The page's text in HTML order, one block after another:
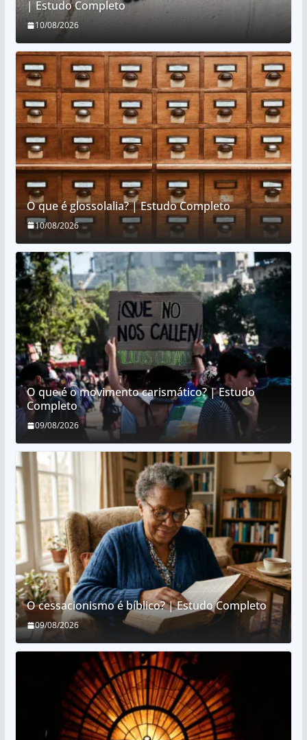
| Estudo Completo
10/08/2026
O que é glossolalia? | Estudo Completo
10/08/2026
O que é o movimento carismático? | Estudo
Completo
09/08/2026
O cessacionismo é bíblico? | Estudo Completo
09/08/2026